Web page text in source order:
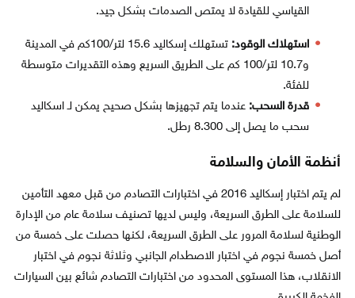
القياسي للقيادة لا يمتص الصدمات بشكل جيد.
استهلاك الوقود:
تستهلك إسكاليد 15.6 لتر/100كم في المدينة
و10.7 لتر/100 كم على الطريق السريع وهذه التقديرات متوسطة ​​
للفئة.
قدرة السحب: عندما يتم تجهيزها بشكل صحيح يمكن لـ اسكاليد
سحب ما يصل إلى 8.300 رطل.
أنظمة الأمان والسلامة
لم يتم اختبار إسكاليد 2016 في اختبارات التصادم من قبل معهد التأمين
للسلامة على الطرق السريعة، وليس لديها تصنيف سلامة عام من الإدارة
الوطنية لسلامة المرور على الطرق السريعة، لكنها حصلت على خمسة من
أصل خمسة نجوم في اختبار الاصطدام الجانبي وثلاثة نجوم في اختبار
الانقلاب، هذا المستوى المحدود من اختبارات التصادم شائع بين السيارات